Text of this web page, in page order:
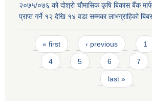
२०७५/०७६ को दोश्रो चौमासिक कृषि बिकास बैंक
प्राप्त गर्ने १२ देखि १४ वडा सम्मका लाभग्राहिको
Pages
« first ‹ previous 1
4 5 6 7
last »